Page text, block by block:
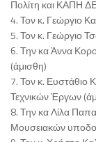
Πολίτη και ΚΑΠΗ
4. Τον κ. Γεώργιο
5. Τον κ. Γεώργιο
6. Την κα Άννα
(άμισθη)
7. Τον κ. Ευστάθιο
Τεχνικών Έργων
8. Την κα Λίλα
Μουσειακών